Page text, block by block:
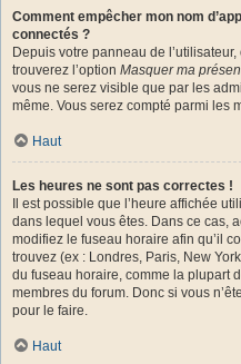
Comment empêcher mon nom
connectés ?
Depuis votre panneau de
trouverez l’option Masquer ma
vous ne serez visible que par les
même. Vous serez compté parmi les
Haut
Les heures ne sont pas correctes !
Il est possible que l’heure affichée
dans lequel vous êtes. Dans ce cas,
modifiez le fuseau horaire afin qu’il
trouvez (ex : Londres, Paris, New
du fuseau horaire, comme la plupart
membres du forum. Donc si vous
pour le faire.
Haut